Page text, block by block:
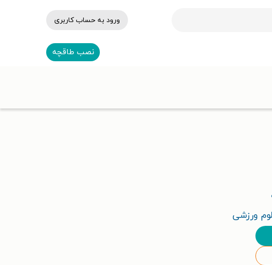
ورود به حساب کاربری
نصب طاقچه
ورزشی